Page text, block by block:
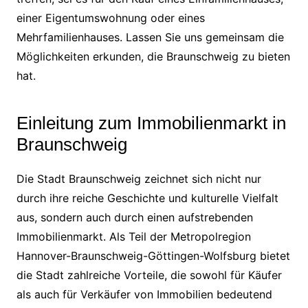
einer Eigentumswohnung oder eines
Mehrfamilienhauses. Lassen Sie uns gemeinsam die
Möglichkeiten erkunden, die Braunschweig zu bieten
hat.
Einleitung zum Immobilienmarkt in
Braunschweig
Die Stadt Braunschweig zeichnet sich nicht nur
durch ihre reiche Geschichte und kulturelle Vielfalt
aus, sondern auch durch einen aufstrebenden
Immobilienmarkt. Als Teil der Metropolregion
Hannover-Braunschweig-Göttingen-Wolfsburg bietet
die Stadt zahlreiche Vorteile, die sowohl für Käufer
als auch für Verkäufer von Immobilien bedeutend